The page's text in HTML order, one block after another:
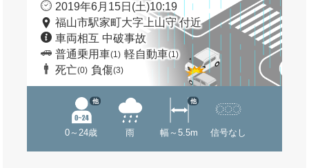
2019年6月15日(土)10:19
福山市駅家町大字上山守 付近
車両相互 中破事故
普通乗用車(1) 軽自動車(1)
死亡(0) 負傷(3)
0～24歳
他
雨 幅～5.5m
他
信号なし